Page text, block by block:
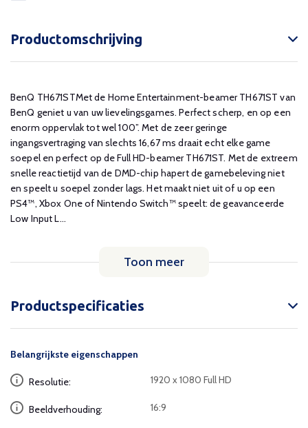
Productomschrijving
BenQ TH671STMet de Home Entertainment-beamer TH671ST van
BenQ geniet u van uw lievelingsgames. Perfect scherp, en op een
enorm oppervlak tot wel 100”. Met de zeer geringe
ingangsvertraging van slechts 16,67 ms draait echt elke game
soepel en perfect op de Full HD-beamer TH671ST. Met de extreem
snelle reactietijd van de DMD-chip hapert de gamebeleving niet
en speelt u soepel zonder lags. Het maakt niet uit of u op een
PS4™, Xbox One of Nintendo Switch™ speelt: de geavanceerde
Low Input L...
Toon meer
Productspecificaties
Belangrijkste eigenschappen
Resolutie: 1920 x 1080 Full HD
Beeldverhouding: 16:9